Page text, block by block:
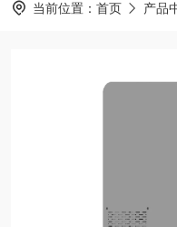
当前位置： 首页 产品